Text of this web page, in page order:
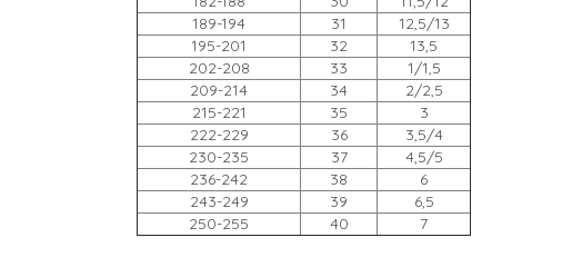
189-194
31
12,5/13
195-201
32
13,5
202-208
33
1/1,5
209-214
34
2/2,5
215-221
35
3
222-229
36
3,5/4
230-235
37
4,5/5
236-242
38
6
243-249
39
6,5
250-255
40 7